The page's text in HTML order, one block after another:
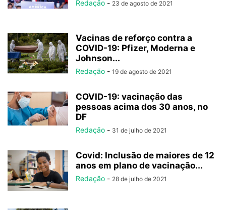
Redação - 23 de agosto de 2021
Vacinas de reforço contra a
COVID-19: Pfizer, Moderna e
Johnson...
Redação - 19 de agosto de 2021
COVID-19: vacinação das
pessoas acima dos 30 anos, no
DF
Redação - 31 de julho de 2021
Covid: Inclusão de maiores de 12
anos em plano de vacinação...
Redação - 28 de julho de 2021